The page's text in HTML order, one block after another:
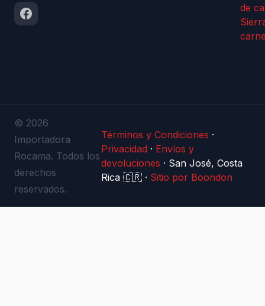
de
© 2026
Importadora
Rocama. Todos los
derechos
reservados.
Términos y Condiciones ·
Privacidad · Envíos y
devoluciones · San José, Costa
Rica 🇨🇷 · Sitio por Boondon